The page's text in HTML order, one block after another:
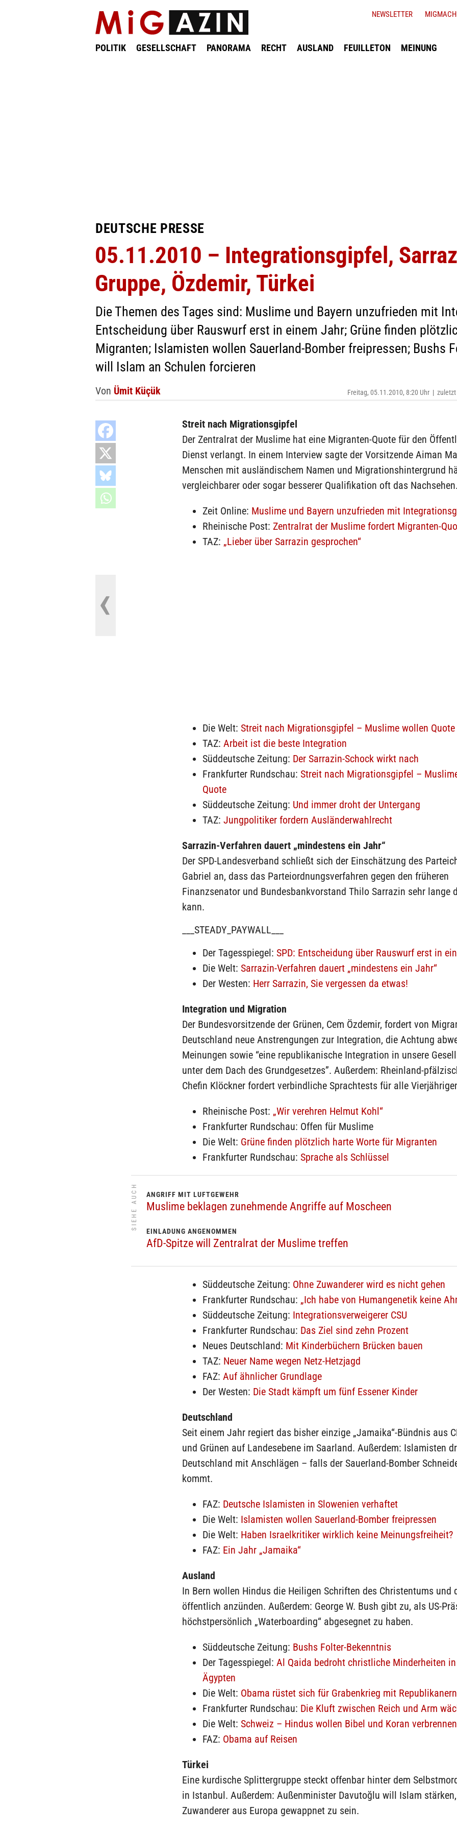
POLITIK GESELLSCHAFT PANORAMA RECHT AUSLAND FEUILLETON MEINUNG
NEWSLETTER
DEUTSCHE PRESSE
05.11.2010 – Integrationsgipfel,
Gruppe, Özdemir, Türkei
Die Themen des Tages sind: Muslime und Bayern unzufrieden mit
Entscheidung über Rauswurf erst in einem Jahr; Grüne finden
Migranten; Islamisten wollen Sauerland-Bomber freipressen; Bushs
will Islam an Schulen forcieren
Von Ümit Küçük Freitag, 05.11.2010, 8:20 Uhr | zuletzt
Streit nach Migrationsgipfel
Der Zentralrat der Muslime hat eine Migranten-Quote für den
Dienst verlangt. In einem Interview sagte der Vorsitzende Aiman
Menschen mit ausländischem Namen und Migrationshintergrund
vergleichbarer oder sogar besserer Qualifikation oft das Nachsehen.
Zeit Online: Muslime und Bayern unzufrieden mit
Rheinische Post: Zentralrat der Muslime fordert Migranten-
TAZ: „Lieber über Sarrazin gesprochen“
Die Welt: Streit nach Migrationsgipfel – Muslime wollen Quote
TAZ: Arbeit ist die beste Integration
Süddeutsche Zeitung: Der Sarrazin-Schock wirkt nach
Frankfurter Rundschau: Streit nach Migrationsgipfel –
Quote
Süddeutsche Zeitung: Und immer droht der Untergang
TAZ: Jungpolitiker fordern Ausländerwahlrecht
Sarrazin-Verfahren dauert „mindestens ein Jahr“
Der SPD-Landesverband schließt sich der Einschätzung des
Gabriel an, dass das Parteiordnungsverfahren gegen den früheren
Finanzsenator und Bundesbankvorstand Thilo Sarrazin sehr lange
kann.
___STEADY_PAYWALL___
Der Tagesspiegel: SPD: Entscheidung über Rauswurf erst in
Die Welt: Sarrazin-Verfahren dauert „mindestens ein Jahr“
Der Westen: Herr Sarrazin, Sie vergessen da etwas!
Integration und Migration
Der Bundesvorsitzende der Grünen, Cem Özdemir, fordert von
Deutschland neue Anstrengungen zur Integration, die Achtung
Meinungen sowie “eine republikanische Integration in unsere
unter dem Dach des Grundgesetzes”. Außerdem: Rheinland-
Chefin Klöckner fordert verbindliche Sprachtests für alle
Rheinische Post: „Wir verehren Helmut Kohl“
Frankfurter Rundschau: Offen für Muslime
Die Welt: Grüne finden plötzlich harte Worte für Migranten
Frankfurter Rundschau: Sprache als Schlüssel
SIEHE AUCH ANGRIFF MIT LUFTGEWEHR
Muslime beklagen zunehmende Angriffe auf Moscheen
EINLADUNG ANGENOMMEN
AfD-Spitze will Zentralrat der Muslime treffen
Süddeutsche Zeitung: Ohne Zuwanderer wird es nicht gehen
Frankfurter Rundschau: „Ich habe von Humangenetik keine
Süddeutsche Zeitung: Integrationsverweigerer CSU
Frankfurter Rundschau: Das Ziel sind zehn Prozent
Neues Deutschland: Mit Kinderbüchern Brücken bauen
TAZ: Neuer Name wegen Netz-Hetzjagd
FAZ: Auf ähnlicher Grundlage
Der Westen: Die Stadt kämpft um fünf Essener Kinder
Deutschland
Seit einem Jahr regiert das bisher einzige „Jamaika“-Bündnis aus
und Grünen auf Landesebene im Saarland. Außerdem: Islamisten
Deutschland mit Anschlägen – falls der Sauerland-Bomber
kommt.
FAZ: Deutsche Islamisten in Slowenien verhaftet
Die Welt: Islamisten wollen Sauerland-Bomber freipressen
Die Welt: Haben Israelkritiker wirklich keine Meinungsfreiheit?
FAZ: Ein Jahr „Jamaika“
Ausland
In Bern wollen Hindus die Heiligen Schriften des Christentums und
öffentlich anzünden. Außerdem: George W. Bush gibt zu, als US-
höchstpersönlich „Waterboarding“ abgesegnet zu haben.
Süddeutsche Zeitung: Bushs Folter-Bekenntnis
Der Tagesspiegel: Al Qaida bedroht christliche Minderheiten
Ägypten
Die Welt: Obama rüstet sich für Grabenkrieg mit Republikanern
Frankfurter Rundschau: Die Kluft zwischen Reich und Arm
Die Welt: Schweiz – Hindus wollen Bibel und Koran verbrennen
FAZ: Obama auf Reisen
Türkei
Eine kurdische Splittergruppe steckt offenbar hinter dem
in Istanbul. Außerdem: Außenminister Davutoğlu will Islam
Zuwanderer aus Europa gewappnet zu sein.